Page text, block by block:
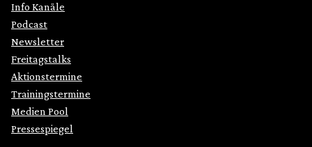
Info Kanäle
Podcast
Newsletter
Freitagstalks
Aktionstermine
Trainingstermine
Medien Pool
Pressespiegel